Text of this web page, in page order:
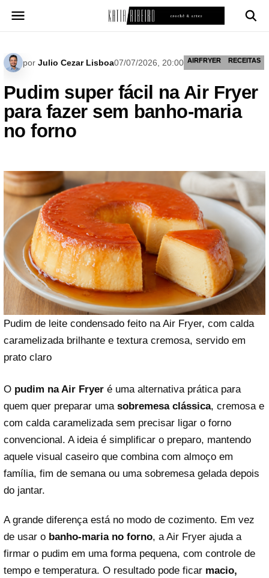
para
por Julio Cezar Lisboa07/07/2026, 20:00 AIRFRYER RECEITAS
Pudim super fácil na Air Fryer
para fazer sem banho-maria
no forno
Pudim de leite condensado feito na Air Fryer, com calda
caramelizada brilhante e textura cremosa, servido em
prato claro
O pudim na Air Fryer é uma alternativa prática para
quem quer preparar uma sobremesa clássica, cremosa e
com calda caramelizada sem precisar ligar o forno
convencional. A ideia é simplificar o preparo, mantendo
aquele visual caseiro que combina com almoço em
família, fim de semana ou uma sobremesa gelada depois
do jantar.
A grande diferença está no modo de cozimento. Em vez
de usar o banho-maria no forno, a Air Fryer ajuda a
firmar o pudim em uma forma pequena, com controle de
tempo e temperatura. O resultado pode ficar macio,